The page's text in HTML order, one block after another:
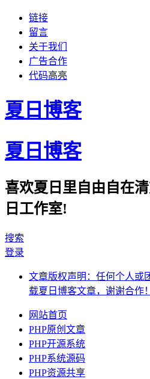
链接
留言
关于我们
广告合作
代码高亮
夏日博客
夏日博客
喜欢夏日里自由自在
日工作室!
搜索
登录
文章版权声明：任何个人或
载夏日博客文章，谢谢合作
网站首页
PHP原创文章
PHP开源系统
PHP系统源码
PHP资源共享